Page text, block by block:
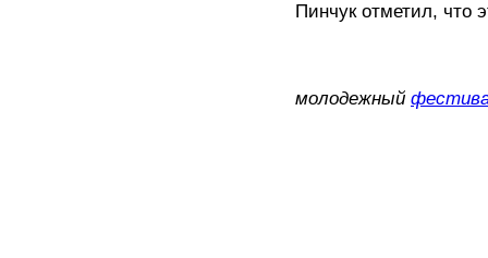
Пинчук отметил, что
молодежный